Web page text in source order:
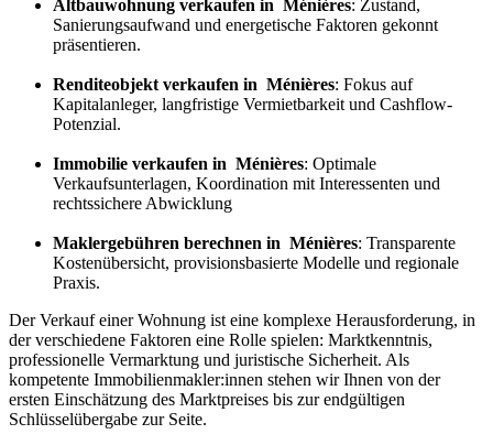
Altbauwohnung verkaufen in Ménières: Zustand,
Sanierungsaufwand und energetische Faktoren gekonnt
präsentieren.
Renditeobjekt verkaufen in Ménières: Fokus auf
Kapitalanleger, langfristige Vermietbarkeit und Cashflow-
Potenzial.
Immobilie verkaufen in Ménières: Optimale
Verkaufsunterlagen, Koordination mit Interessenten und
rechtssichere Abwicklung
Maklergebühren berechnen in Ménières: Transparente
Kostenübersicht, provisionsbasierte Modelle und regionale
Praxis.
Der Verkauf einer Wohnung ist eine komplexe Herausforderung, in
der verschiedene Faktoren eine Rolle spielen: Marktkenntnis,
professionelle Vermarktung und juristische Sicherheit. Als
kompetente Immobilienmakler:innen stehen wir Ihnen von der
ersten Einschätzung des Marktpreises bis zur endgültigen
Schlüsselübergabe zur Seite.